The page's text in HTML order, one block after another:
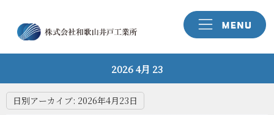
2026 4月 23
日別アーカイブ: 2026年4月23日